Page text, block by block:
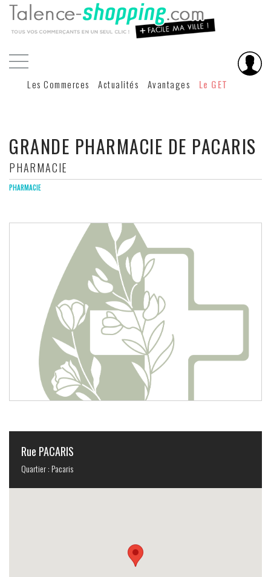
Les Commerces Actualités Avantages Le GET
GRANDE PHARMACIE DE PACARIS
PHARMACIE
PHARMACIE
Rue PACARIS
Quartier : Pacaris